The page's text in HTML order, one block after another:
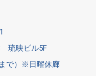
琉映ビル5F
で）※日曜休廊